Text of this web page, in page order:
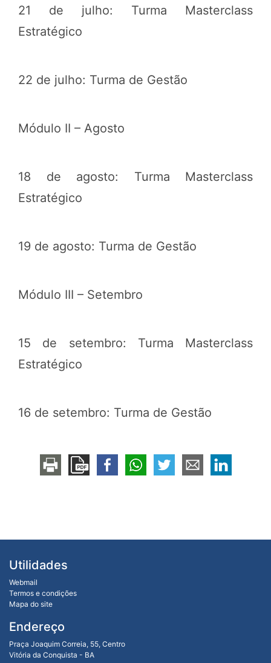
21 de julho: Turma Masterclass
Estratégico
22 de julho: Turma de Gestão
Módulo II – Agosto
18 de agosto: Turma Masterclass
Estratégico
19 de agosto: Turma de Gestão
Módulo III – Setembro
15 de setembro: Turma Masterclass
Estratégico
16 de setembro: Turma de Gestão
Utilidades
Webmail
Termos e condições
Mapa do site
Endereço
Praça Joaquim Correia, 55, Centro
Vitória da Conquista - BA